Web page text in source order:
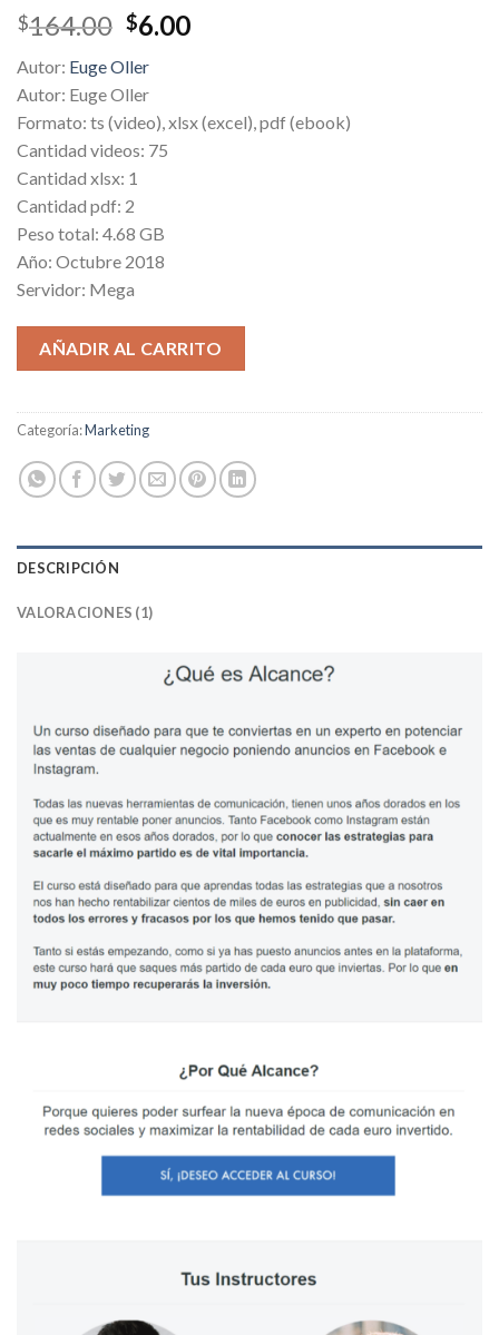
Valorado
5.00sobre
en
1
puntuación
de cliente
$164.00 Original
was:
$164.00.
$6.00Current
Autor: Euge Oller
Autor: Euge Oller
Formato: ts (video), xlsx (excel), pdf (ebook)
Cantidad videos: 75
Cantidad xlsx: 1
Cantidad pdf: 2
Peso total: 4.68 GB
Año: Octubre 2018
Servidor: Mega
AÑADIR AL CARRITO
Categoría:Marketing
DESCRIPCIÓN
VALORACIONES (1)